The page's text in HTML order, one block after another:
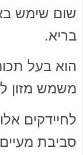
שום שימש
בריא.
הוא בעל
משמש מזון
לחיידקים
סביבת